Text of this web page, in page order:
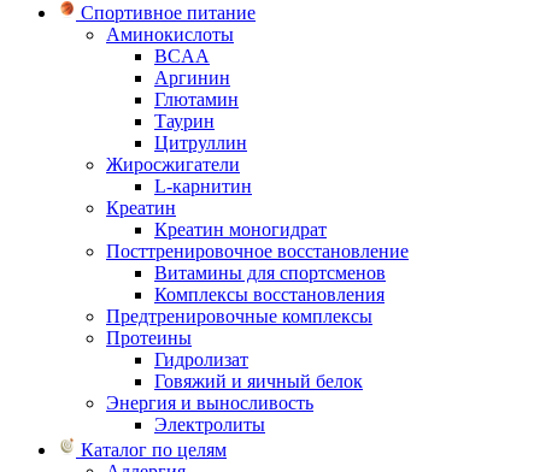
Спортивное питание
Аминокислоты
BCAA
Аргинин
Глютамин
Таурин
Цитруллин
Жиросжигатели
L-карнитин
Креатин
Креатин моногидрат
Посттренировочное восстановление
Витамины для спортсменов
Комплексы восстановления
Предтренировочные комплексы
Протеины
Гидролизат
Говяжий и яичный белок
Энергия и выносливость
Электролиты
Каталог по целям